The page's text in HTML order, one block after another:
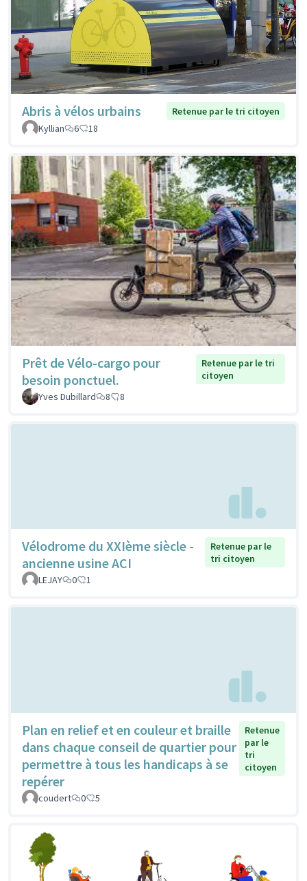
Abris à vélos urbains
Retenue par le tri citoyen
Kyllian
6 18
Prêt de Vélo-cargo pour
besoin ponctuel.
Retenue par le tri
citoyen
Yves Dubillard
8 8
Vélodrome du XXIème siècle -
ancienne usine ACI
Retenue par le
tri citoyen
LEJAY
0 1
Plan en relief et en couleur et braille
dans chaque conseil de quartier pour
permettre à tous les handicaps à se
repérer
Retenue
par le
tri
citoyen
coudert 0 5